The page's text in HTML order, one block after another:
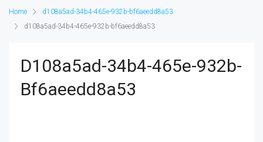
Home
d108a5ad-34b4-465e-932b-bf6aeedd8a53
d108a5ad-34b4-465e-932b-bf6aeedd8a53
D108a5ad-34b4-465e-932b-
Bf6aeedd8a53